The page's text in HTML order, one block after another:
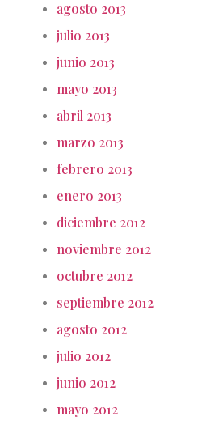
agosto 2013
julio 2013
junio 2013
mayo 2013
abril 2013
marzo 2013
febrero 2013
enero 2013
diciembre 2012
noviembre 2012
octubre 2012
septiembre 2012
agosto 2012
julio 2012
junio 2012
mayo 2012